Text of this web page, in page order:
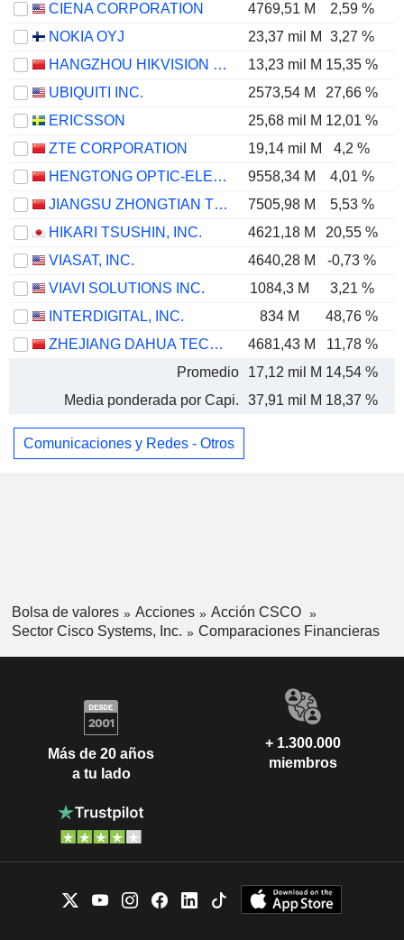
CIENA CORPORATION
4769,51 M 2,59 %
NOKIA OYJ
23,37 mil M 3,27 %
HANGZHOU HIKVISION DIGITAL TECHNOLOGY CO., LTD.
13,23 mil M 15,35 %
UBIQUITI INC.
2573,54 M 27,66 %
ERICSSON
25,68 mil M 12,01 %
ZTE CORPORATION
19,14 mil M 4,2 %
HENGTONG OPTIC-ELECTRIC CO., LTD.
9558,34 M 4,01 %
JIANGSU ZHONGTIAN TECHNOLOGY CO., LTD.
7505,98 M 5,53 %
HIKARI TSUSHIN, INC.
4621,18 M 20,55 %
VIASAT, INC.
4640,28 M -0,73 %
VIAVI SOLUTIONS INC.
1084,3 M 3,21 %
INTERDIGITAL, INC.
834 M 48,76 %
ZHEJIANG DAHUA TECHNOLOGY CO., LTD.
4681,43 M 11,78 %
Promedio
17,12 mil M 14,54 %
Media ponderada por Capi.
37,91 mil M 18,37 %
Comunicaciones y Redes - Otros
Bolsa de valores Acciones
Acción CSCO
Sector Cisco Systems, Inc.
Comparaciones Financieras
Más de 20 años
a tu lado
+ 1.300.000
miembros